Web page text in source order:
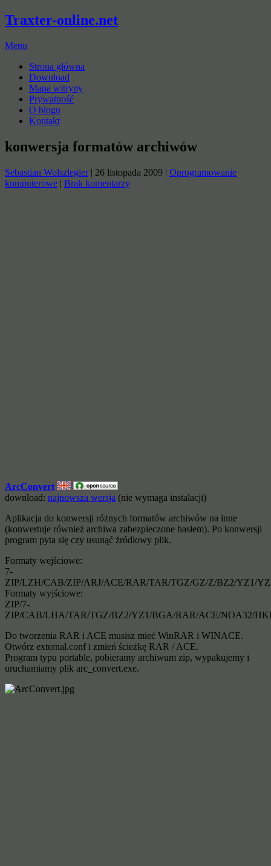
Traxter-online.net
Menu
Strona główna
Download
Mapa witryny
Prywatność
O blogu
Kontakt
konwersja formatów archiwów
Sebastian Wolszlegier| 26 listopada 2009 | Oprogramowanie
komputerowe | Brak komentarzy
ArcConvert
download: najnowsza wersja (nie wymaga instalacji)
Aplikacja do konwersji różnych formatów archiwów na inne
(konwertuje również archiwa zabezpieczone hasłem). Po konwersji
program pyta się czy usunąć żródłowy plik.
Formaty wejściowe:
7-
ZIP/LZH/CAB/ZIP/ARJ/ACE/RAR/TAR/TGZ/GZ/Z/BZ2/YZ1/
Formaty wyjściowe:
ZIP/7-
ZIP/CAB/LHA/TAR/TGZ/BZ2/YZ1/BGA/RAR/ACE/NOA32/
Do tworzenia RAR i ACE musisz mieć WinRAR i WINACE.
Otwórz external.conf i zmień ścieżkę RAR / ACE.
Program typu portable, pobieramy archiwum zip, wypakujemy i
uruchamiamy plik arc_convert.exe.